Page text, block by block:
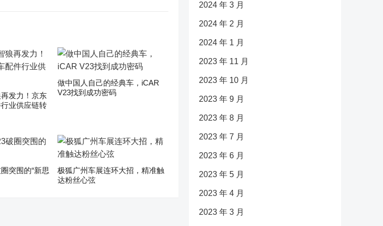
发力！京东
业供应链转
做中国人自己的经典车，iCAR
V23找到成功密码
突围的“新思
极狐广州车展连环大招，精准触
达粉丝心弦
2024 年 3 月
2024 年 2 月
2024 年 1 月
2023 年 11 月
2023 年 10 月
2023 年 9 月
2023 年 8 月
2023 年 7 月
2023 年 6 月
2023 年 5 月
2023 年 4 月
2023 年 3 月